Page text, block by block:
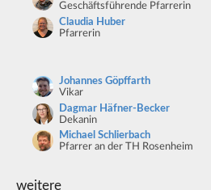
Geschäftsführende Pfarrerin
Claudia Huber
Pfarrerin
Johannes Göpffarth
Vikar
Dagmar Häfner-Becker
Dekanin
Michael Schlierbach
Pfarrer an der TH Rosenheim
weitere